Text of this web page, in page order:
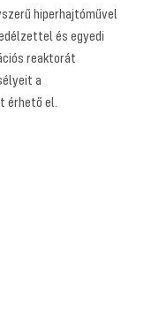
hiperhajtóművel
és egyedi
reaktorát
a
érhető el.